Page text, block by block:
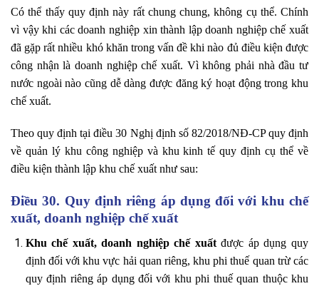
Có thể thấy quy định này rất chung chung, không cụ thể. Chính
vì vậy khi các doanh nghiệp xin thành lập doanh nghiệp chế xuất
đã gặp rất nhiều khó khăn trong vấn đề khi nào đủ điều kiện được
công nhận là doanh nghiệp chế xuất. Vì không phải nhà đầu tư
nước ngoài nào cũng dễ dàng được đăng ký hoạt động trong khu
chế xuất.
Theo quy định tại điều 30 Nghị định số 82/2018/NĐ-CP quy định
về quản lý khu công nghiệp và khu kinh tế quy định cụ thể về
điều kiện thành lập khu chế xuất như sau:
Điều 30. Quy định riêng áp dụng đối với khu chế
xuất, doanh nghiệp chế xuất
Khu chế xuất, doanh nghiệp chế xuấtđược áp dụng quy
định đối với khu vực hải quan riêng, khu phi thuế quan trừ các
quy định riêng áp dụng đối với khu phi thuế quan thuộc khu